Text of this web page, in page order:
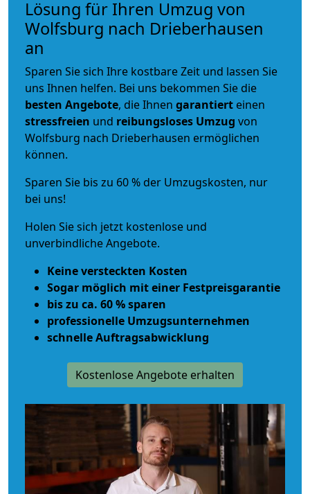
Lösung für Ihren Umzug von
Wolfsburg nach Drieberhausen
an
Sparen Sie sich Ihre kostbare Zeit und lassen Sie
uns Ihnen helfen. Bei uns bekommen Sie die
besten Angebote, die Ihnen garantiert einen
stressfreien und reibungsloses Umzug von
Wolfsburg nach Drieberhausen ermöglichen
können.
Sparen Sie bis zu 60 % der Umzugskosten, nur
bei uns!
Holen Sie sich jetzt kostenlose und
unverbindliche Angebote.
Keine versteckten Kosten
Sogar möglich mit einer Festpreisgarantie
bis zu ca. 60 % sparen
professionelle Umzugsunternehmen
schnelle Auftragsabwicklung
Kostenlose Angebote erhalten